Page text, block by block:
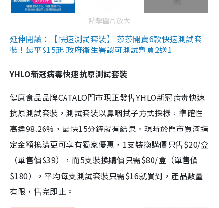
點擊圖片放大
延伸閱讀：【快速測試套裝】 莎莎開賣6款快速測試套
裝！最平$15起 政府衛生署認可測試劑買2送1
YHLO新冠病毒快速抗原測試套裝
健康食品品牌CATALO門市現正發售YHLO新冠病毒快速
抗原測試套裝，測試套裝以鼻咽拭子方式採樣，準確性
高達98.26%，最快15分鐘就有結果。現時於門市買滿指
定金額換購更可享有獨家優惠，1支裝換購價只售$20/盒
（單售價$39），而5支裝換購價只需$80/盒（單售價
$180），平均每支測試套裝只需$16就買到，產品數量
有限，售完即止。